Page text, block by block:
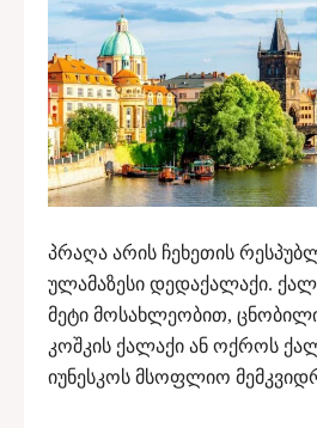
პრაღა არის ჩეხეთის
ულამაზესი დედაქალაქი.
მეტი მოსახლეობით,
კოშკის ქალაქი ან ოქროს
იუნესკოს მსოფლიო